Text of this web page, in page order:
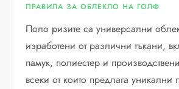
ПРАВИЛА ЗА ОБЛЕКЛО НА ГОЛФ
Поло ризите са универсални
изработени от различни тъкани,
памук, полиестер и
всеки от които предлага уникални